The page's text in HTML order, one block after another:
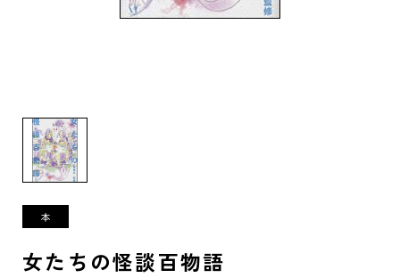
女たちの怪談百物語